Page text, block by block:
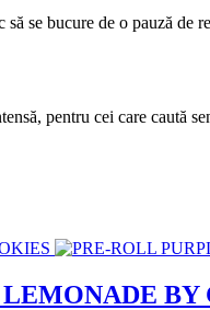
se bucure de o pauză
pentru cei care
BY